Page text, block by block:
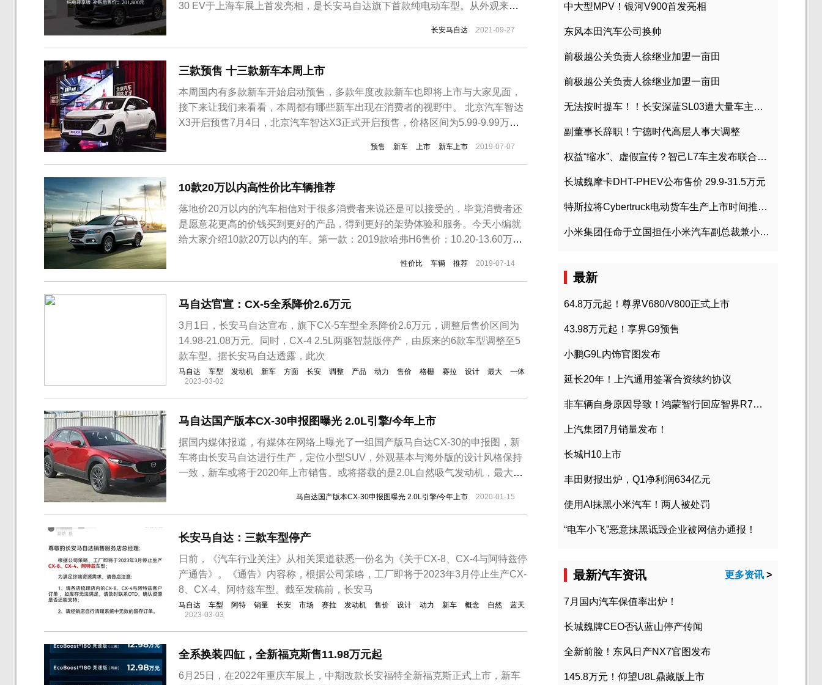
30 EV于上海车展上首发亮相，是长安马自达旗下首款纯电动车型。从外观来
全新的进气格栅采用了封闭式设计，不过新加入的前唇、侧裙等包围与燃油版有
所不同。侧...
长安马自达 2021-09-27
三款预售 十三款新车本周上市
本周国内有多款新车开始启动预售，多款年度改款新车也即将上市与大家见面，
接下来让我们来看看，本周都有哪些新车出现在消费者的视野中。 北京汽车智达
X3开启预售7月4日，北京汽车智达X3正式开启预售，价格区间为5.99-9.99万
改款车型，外观方面其采用了最新的家族式设计，整体更为动感时尚。动力方面
搭载1.5T/1.5L两款发动...
预售 新车 上市 新车上市 2019-07-07
10款20万以内高性价比车辆推荐
落地价20万以内的汽车相信对于很多消费者来说还是可以接受的，毕竟消费者还
是愿意花更高的价钱买到更好的产品，得到更好的架势体验和服务。今天小编就
给大家介绍10款20万以内的车。第一款：2019款哈弗H6售价：10.20-13.60万作
喜欢。哈弗H6是一款稳打稳扎的车型，感觉比20万的合资品牌还要豪华。从外观
上去看，2019款...
性价比 车辆 推荐 2019-07-14
马自达官宣：CX-5全系降价2.6万元
3月1日，长安马自达宣布，旗下CX-5车型全系降价2.6万元，调整后售价区间为
14.98-21.08万元。同时，CX-4 2.5L两驱智慧版停产，由原来的6款车型调整至5
款车型。据长安马自达透露，此次
马自达 车型 发动机 新车 方面 长安 调整 产品 动力 售价 格栅 赛拉 设计 最大
一体
2023-03-02
马自达国产版本CX-30申报图曝光 2.0L引擎/今年上市
据国内媒体报道，有媒体在网络上曝光了一组国产版马自达CX-30的申报图，新
车将由长安马自达进行生产，定位小型SUV，外观基本与海外版的设计风格保持
一致，新车或将于2020年上市销售。或将搭载的是2.0L自然吸气发动机，最大功
家族式设计语言，搭配大尺寸熏黑格栅和狭长的大灯设计，运动感十足。车身侧
面和车尾则延续了饱满的设计风...
马自达国产版本CX-30申报图曝光 2.0L引擎/今年上市 2020-01-15
长安马自达：三款车型停产
日前，《汽车行业关注》从相关渠道获悉一份名为《关于CX-8、CX-4与阿特兹停
产通告》。《通告》内容称，根据公司策略，工厂即将于2023年3月停止生产CX-
8、CX-4、阿特兹车型。截至发稿前，长安马
马自达 车型 阿特 销量 长安 市场 赛拉 发动机 售价 设计 动力 新车 概念 自然
蓝天
2023-03-03
全系换装四缸，全新福克斯售11.98万元起
6月25日，在2022年重庆车展上，中期改款长安福特全新福克斯正式上市，新车
中大型MPV！银河V900首发亮相
东风本田汽车公司换帅
前极越公关负责人徐继业加盟一亩田
前极越公关负责人徐继业加盟一亩田
无法按时提车！！长安深蓝SL03遭大量车主投诉
副董事长辞职！宁德时代高层人事大调整
权益“缩水”、虚假宣传？智己L7车主发布联合维权声明
长城魏摩卡DHT-PHEV公布售价 29.9-31.5万元
特斯拉将Cybertruck电动货车生产上市时间推迟到2023年初
小米集团任命于立国担任小米汽车副总裁兼小米汽车北京总部政委
最新
64.8万元起！尊界V680/V800正式上市
43.98万元起！享界G9预售
小鹏G9L内饰官图发布
延长20年！上汽通用签署合资续约协议
非车辆自身原因导致！鸿蒙智行回应智界R7起火事故
上汽集团7月销量发布！
长城H10上市
丰田财报出炉，Q1净利润634亿元
使用AI抹黑小米汽车！两人被处罚
“电车小飞”恶意抹黑诋毁企业被网信办通报！
最新汽车资讯 更多资讯 >
7月国内汽车保值率出炉！
长城魏牌CEO否认蓝山停产传闻
全新前脸！东风日产NX7官图发布
145.8万元！仰望U8L鼎藏版上市